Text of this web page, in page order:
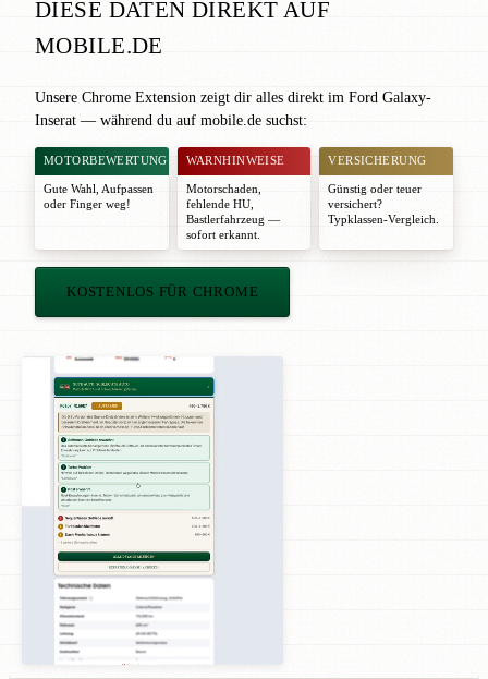
DIESE DATEN DIREKT AUF
MOBILE.DE
Unsere Chrome Extension zeigt dir alles direkt im Ford Galaxy-
Inserat — während du auf mobile.de suchst:
MOTORBEWERTUNG
Gute Wahl
Aufpassen
oder Finger weg!
WARNHINWEISE
Motorschaden,
fehlende HU,
Bastlerfahrzeug —
sofort erkannt.
VERSICHERUNG
Günstig oder teuer
versichert?
Typklassen-Vergleich.
KOSTENLOS FÜR CHROME